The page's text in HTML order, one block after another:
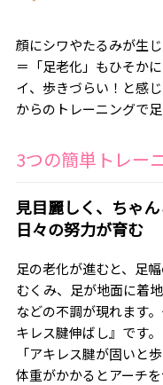
顔にシワやたるみが生
＝「足老化」もひそか
イ、歩きづらい！と感
からのトレーニングで
3つの簡単トレー
見目麗しく、ちゃ
日々の努力が育む
足の老化が進むと、足
むくみ、足が地面に着
などの不調が現れます
キレス腱伸ばし』です。
「アキレス腱が固いと
体重がかかるとアーチ